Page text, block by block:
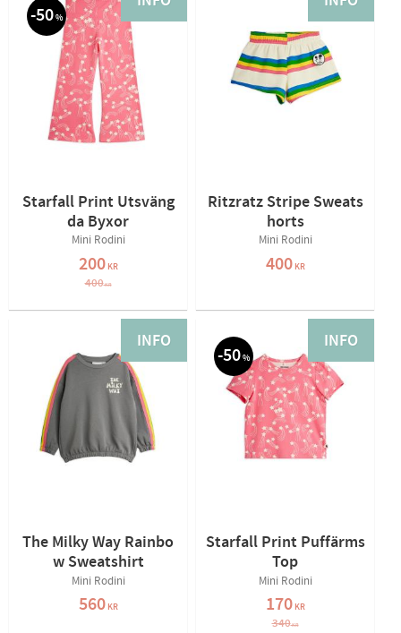
Starfall Print Utsväng
da Byxor
Mini Rodini
200KR
400KR
50%
Ritzratz Stripe Sweats
horts
Mini Rodini
400KR
The Milky Way Rainbo
w Sweatshirt
Mini Rodini
560KR
INFO
Starfall Print Puffärms
Top
Mini Rodini
170KR
340KR
50%
INFO